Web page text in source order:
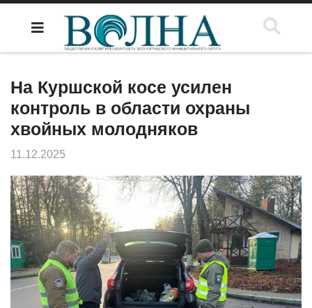
На Куршской косе усилен
контроль в области охраны
хвойных молодняков
11.12.2025